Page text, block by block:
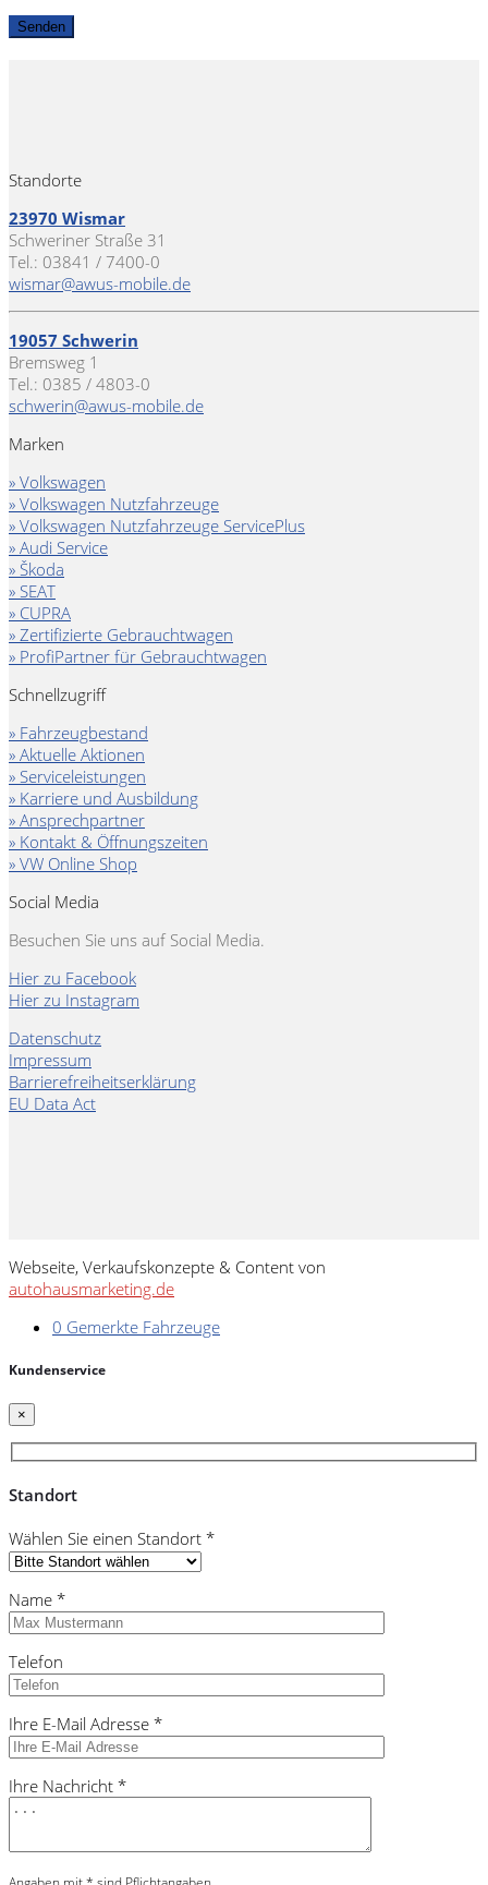
Standorte
23970 Wismar
Schweriner Straße 31
Tel.: 03841 / 7400-0
wismar@awus-mobile.de
19057 Schwerin
Bremsweg 1
Tel.: 0385 / 4803-0
schwerin@awus-mobile.de
Marken
» Volkswagen
» Volkswagen Nutzfahrzeuge
» Volkswagen Nutzfahrzeuge ServicePlus
» Audi Service
» Škoda
» SEAT
» CUPRA
» Zertifizierte Gebrauchtwagen
» ProfiPartner für Gebrauchtwagen
Schnellzugriff
» Fahrzeugbestand
» Aktuelle Aktionen
» Serviceleistungen
» Karriere und Ausbildung
» Ansprechpartner
» Kontakt & Öffnungszeiten
» VW Online Shop
Social Media
Besuchen Sie uns auf Social Media.
Hier zu Facebook
Hier zu Instagram
Datenschutz
Impressum
Barrierefreiheitserklärung
EU Data Act
Webseite, Verkaufskonzepte & Content von
autohausmarketing.de
0 Gemerkte Fahrzeuge
Kundenservice
×
Standort
Wählen Sie einen Standort *
Name *
Telefon
Ihre E-Mail Adresse *
Ihre Nachricht *